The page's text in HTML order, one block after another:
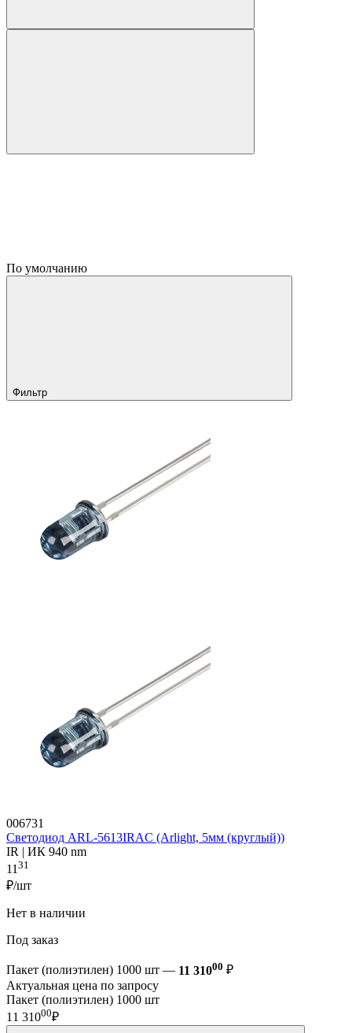
По умолчанию
Фильтр
006731
Светодиод ARL-5613IRAC (Arlight, 5мм (круглый))
IR | ИК 940 nm
1131
₽/шт
Нет в наличии
Под заказ
Пакет (полиэтилен) 1000 шт — 11 31000 ₽
Актуальная цена по запросу
Пакет (полиэтилен) 1000 шт
11 31000₽